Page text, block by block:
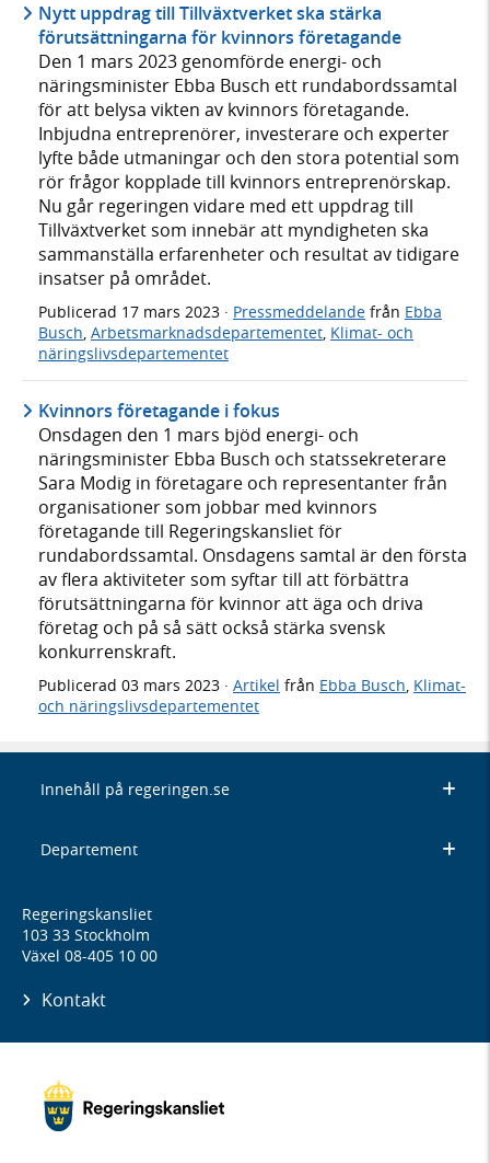
Nytt uppdrag till Tillväxtverket ska stärka
förutsättningarna för kvinnors företagande
Den 1 mars 2023 genomförde energi- och
näringsminister Ebba Busch ett rundabordssamtal
för att belysa vikten av kvinnors företagande.
Inbjudna entreprenörer, investerare och experter
lyfte både utmaningar och den stora potential som
rör frågor kopplade till kvinnors entreprenörskap.
Nu går regeringen vidare med ett uppdrag till
Tillväxtverket som innebär att myndigheten ska
sammanställa erfarenheter och resultat av tidigare
insatser på området.
Publicerad 17 mars 2023 · Pressmeddelande från Ebba
Busch, Arbetsmarknadsdepartementet, Klimat- och
näringslivsdepartementet
Kvinnors företagande i fokus
Onsdagen den 1 mars bjöd energi- och
näringsminister Ebba Busch och statssekreterare
Sara Modig in företagare och representanter från
organisationer som jobbar med kvinnors
företagande till Regeringskansliet för
rundabordssamtal. Onsdagens samtal är den första
av flera aktiviteter som syftar till att förbättra
förutsättningarna för kvinnor att äga och driva
företag och på så sätt också stärka svensk
konkurrenskraft.
Publicerad 03 mars 2023 · Artikel från Ebba Busch Klimat-
och näringslivsdepartementet
Innehåll på regeringen.se
Departement
Regeringskansliet
103 33 Stockholm
Växel 08-405 10 00
Kontakt